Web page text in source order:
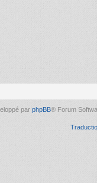
par phpBB® Forum